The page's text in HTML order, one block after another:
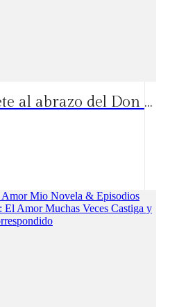
Ríndete al abrazo del Don capítulos calientes: ?Podrá Amelie ablandar el corazón de un asesino?